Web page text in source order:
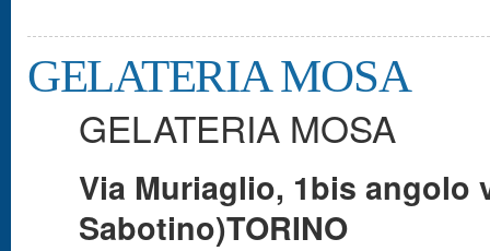
GELATERIA MOSA
GELATERIA MOSA
Via Muriaglio, 1bisangolo
Sabotino)TORINO